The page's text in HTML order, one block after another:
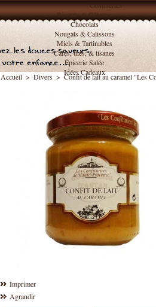
Confiseries
Biscuits & Gâteaux
Chocolats
Nougats & Calissons
Miels & Tartinables
Cafés, thés, & tisanes
Épicerie Salée
Idées Cadeaux
Accueil > Divers > Confit de lait au caramel "Les
Imprimer
Agrandir